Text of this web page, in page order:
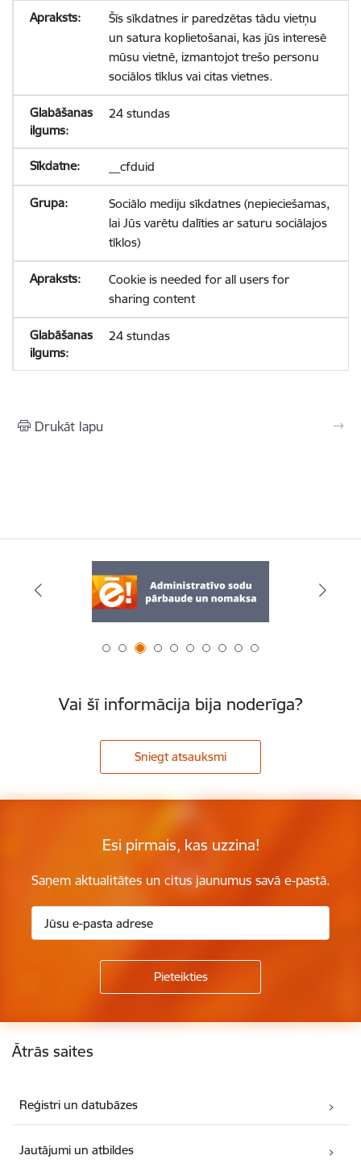
Šīs sīkdatnes ir paredzētas tādu vietņu
un satura koplietošanai, kas jūs interesē
mūsu vietnē, izmantojot trešo personu
sociālos tīklus vai citas vietnes.
24 stundas
__cfduid
Sociālo mediju sīkdatnes (nepieciešamas,
lai Jūs varētu dalīties ar saturu sociālajos
tīklos)
Cookie is needed for all users for
sharing content
24 stundas
Drukāt lapu
Vai šī informācija bija noderīga?
Sniegt atsauksmi
Esi pirmais, kas uzzina!
Saņem aktualitātes un citus jaunumus savā e-pastā.
Kājene
Ātrās saites
Reģistri un datubāzes
Jautājumi un atbildes